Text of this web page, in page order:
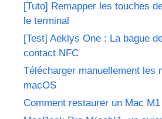
[Tuto] Remapper les touches
le terminal
[Test] Aeklys One : La bague
contact NFC
Télécharger manuellement les
macOS
Comment restaurer un Mac M1